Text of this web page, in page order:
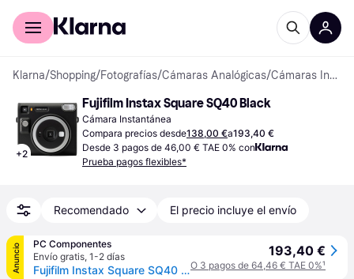
Comprar con Klarna
Klarna/Shopping/Fotografías/Cámaras Analógicas/ Cámaras Instantáneas
+2
Fujifilm Instax Square SQ40 Black
Cámara Instantánea
Compara precios desde138,00 €a193,40 €
Desde 3 pagos de 46,00 € TAE 0% con
Prueba pagos flexibles*
Recomendado El precio incluye el envío
Anuncio
PC Componentes
Envío gratis, 1-2 días
Fujifilm Instax Square SQ40 Cámara Instantánea Negra
193,40 €
O 3 pagos de 64,46 € TAE 0%¹